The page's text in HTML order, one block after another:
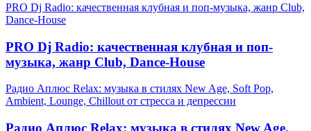
PRO Dj Radio: качественная клубная и поп-музыка, жанр Club,
Dance-House
PRO Dj Radio: качественная клубная и поп-
музыка, жанр Club, Dance-House
Радио Аплюс Relax: музыка в стилях New Age, Soft Pop,
Ambient, Lounge, Chillout от стресса и депрессии
Радио Аплюс Relax: музыка в стилях New Age,